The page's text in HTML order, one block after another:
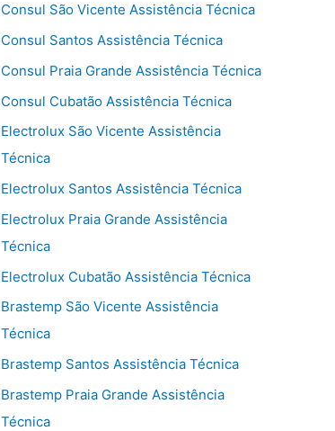
Consul São Vicente Assistência Técnica
Consul Santos Assistência Técnica
Consul Praia Grande Assistência Técnica
Consul Cubatão Assistência Técnica
Electrolux São Vicente Assistência
Técnica
Electrolux Santos Assistência Técnica
Electrolux Praia Grande Assistência
Técnica
Electrolux Cubatão Assistência Técnica
Brastemp São Vicente Assistência
Técnica
Brastemp Santos Assistência Técnica
Brastemp Praia Grande Assistência
Técnica